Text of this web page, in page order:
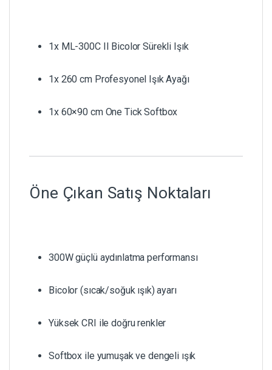
1x ML-300C II Bicolor Sürekli Işık
1x 260 cm Profesyonel Işık Ayağı
1x 60×90 cm One Tick Softbox
Öne Çıkan Satış Noktaları
300W güçlü aydınlatma performansı
Bicolor (sıcak/soğuk ışık) ayarı
Yüksek CRI ile doğru renkler
Softbox ile yumuşak ve dengeli ışık